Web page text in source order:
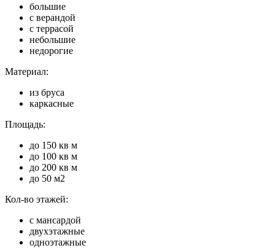
большие
с верандой
с террасой
небольшие
недорогие
Материал:
из бруса
каркасные
Площадь:
до 150 кв м
до 100 кв м
до 200 кв м
до 50 м2
Кол-во этажей:
с мансардой
двухэтажные
одноэтажные